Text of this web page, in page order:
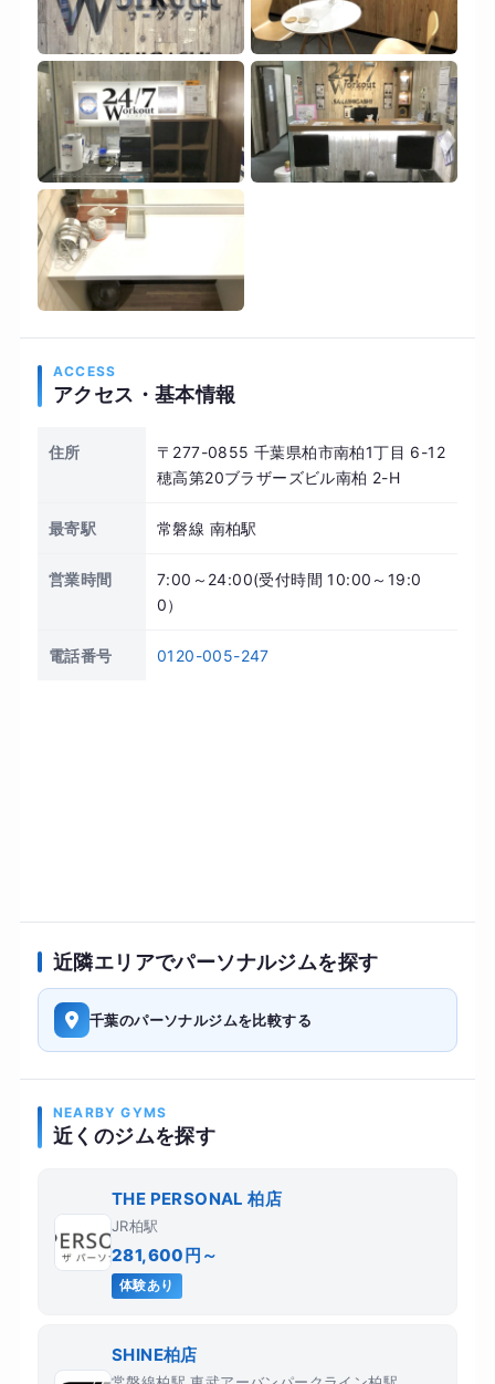
くことができる24/7ワークアウト南柏店で一緒に
ボディメイクを頑張っていきましょう！
ACCESS
アクセス・基本情報
住所
〒277-0855 千葉県柏市南柏1丁目 6-12
穂高第20ブラザーズビル南柏 2-H
最寄駅 常磐線 南柏駅
営業時間
7:00～24:00(受付時間 10:00～19:0
0）
電話番号 0120-005-247
近隣エリアでパーソナルジムを探す
千葉のパーソナルジムを比較する
NEARBY GYMS
近くのジムを探す
THE PERSONAL 柏店
JR柏駅
281,600円～
体験あり
SHINE柏店